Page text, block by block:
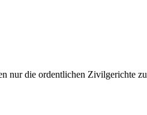
nur die ordentlichen Zivilgerichte